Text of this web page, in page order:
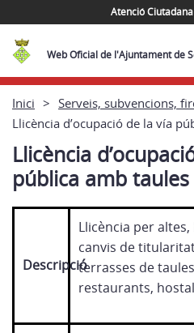
Atenció
Web Oficial de l'Ajuntament de
Inici
Serveis, subvencions,
Llicència d’ocupació de la vía
Llicència
pública amb
Descripció
Llicència per
canvis de
terrasses de
restaurants,